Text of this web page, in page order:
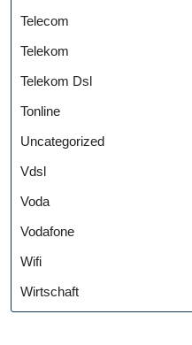
Telecom
Telekom
Telekom Dsl
Tonline
Uncategorized
Vdsl
Voda
Vodafone
Wifi
Wirtschaft